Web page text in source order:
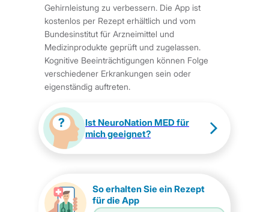
Gehirnleistung zu verbessern. Die App ist
kostenlos per Rezept erhältlich und vom
Bundesinstitut für Arzneimittel und
Medizinprodukte geprüft und zugelassen.
Kognitive Beeinträchtigungen können Folge
verschiedener Erkrankungen sein oder
eigenständig auftreten.
Ist NeuroNation MED für
mich geeignet?
So erhalten Sie ein Rezept
für die App